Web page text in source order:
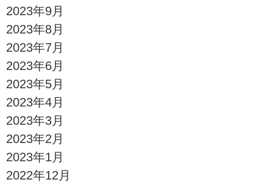
2023年9月
2023年8月
2023年7月
2023年6月
2023年5月
2023年4月
2023年3月
2023年2月
2023年1月
2022年12月